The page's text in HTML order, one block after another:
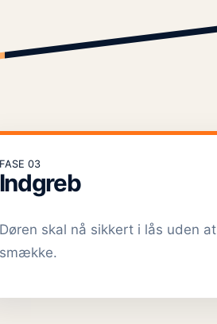
FASE 03
Indgreb
Døren skal nå sikkert i lås uden at
smække.